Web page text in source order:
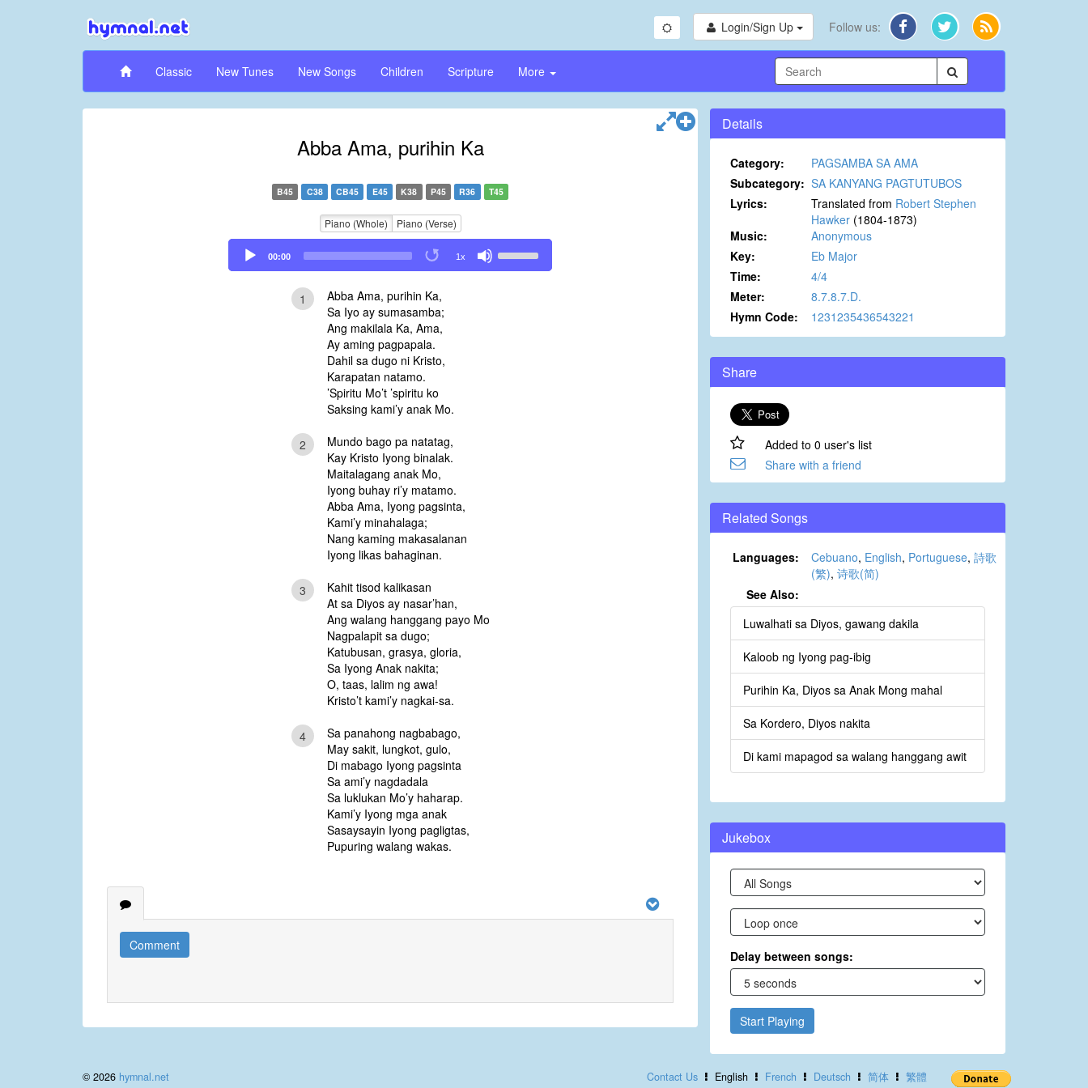
Login/Sign Up Follow us:
Classic New Tunes New Songs Children Scripture More
Abba Ama, purihin Ka
B45 C38 CB45 E45 K38 P45 R36 T45
Piano (Whole) Piano (Verse)
Audio
Player
00:00 1x
Up/Down
1
Abba Ama, purihin Ka,
Sa Iyo ay sumasamba;
Ang makilala Ka, Ama,
Ay aming pagpapala.
Dahil sa dugo ni Kristo,
Karapatan natamo.
’Spiritu Mo’t ’spiritu ko
Saksing kami’y anak Mo.
2
Mundo bago pa natatag,
Kay Kristo Iyong binalak.
Maitalagang anak Mo,
Iyong buhay ri’y matamo.
Abba Ama, Iyong pagsinta,
Kami’y minahalaga;
Nang kaming makasalanan
Iyong likas bahaginan.
3
Kahit tisod kalikasan
At sa Diyos ay nasar’han,
Ang walang hanggang payo Mo
Nagpalapit sa dugo;
Katubusan, grasya, gloria,
Sa Iyong Anak nakita;
O, taas, lalim ng awa!
Kristo’t kami’y nagkai-sa.
4
Sa panahong nagbabago,
May sakit, lungkot, gulo,
Di mabago Iyong pagsinta
Sa ami’y nagdadala
Sa luklukan Mo’y haharap.
Kami’y Iyong mga anak
Sasaysayin Iyong pagligtas,
Pupuring walang wakas.
Comment
Details
Category:
PAGSAMBA SA AMA
Subcategory: SA KANYANG PAGTUTUBOS
Lyrics:
Translated from Robert Stephen
Hawker (1804-1873)
Music:
Anonymous
Key:
Eb Major
Time:
4/4
Meter:
8.7.8.7.D.
Hymn Code:
1231235436543221
Share
Added to 0 user's list
Share with a friend
Related Songs
Languages: Cebuano, English, Portuguese, 詩歌
(繁), 诗歌(简)
See Also:
Luwalhati sa Diyos, gawang dakila
Kaloob ng Iyong pag-ibig
Purihin Ka, Diyos sa Anak Mong mahal
Sa Kordero, Diyos nakita
Di kami mapagod sa walang hanggang awit
Jukebox
Delay between songs:
Start Playing
Contact Us English French Deutsch 简体 繁體
© 2026 hymnal.net